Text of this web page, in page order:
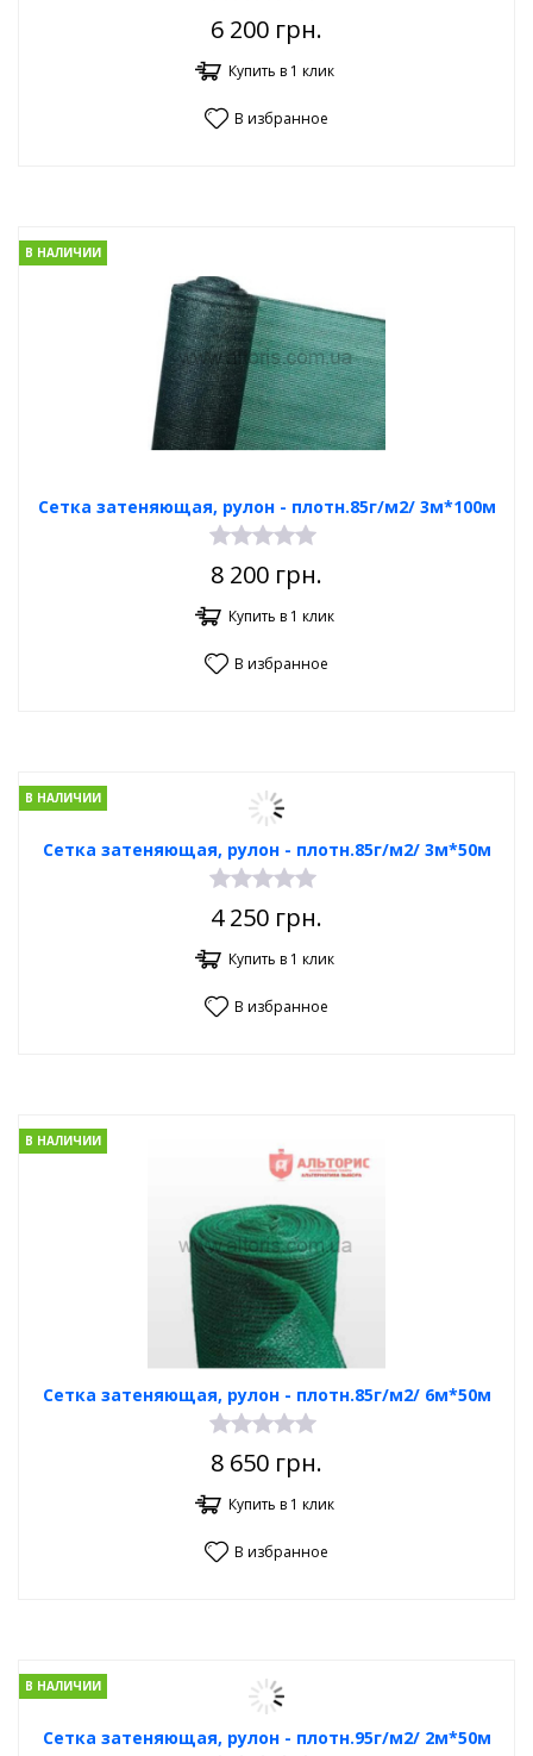
6 200 грн.
Купить в 1 клик
В избранное
Сетка затеняющая, рулон - плотн.85г/м2/ 3м*100м
В НАЛИЧИИ
8 200 грн.
Купить в 1 клик
В избранное
Сетка затеняющая, рулон - плотн.85г/м2/ 3м*50м
В НАЛИЧИИ
4 250 грн.
Купить в 1 клик
В избранное
Сетка затеняющая, рулон - плотн.85г/м2/ 6м*50м
В НАЛИЧИИ
8 650 грн.
Купить в 1 клик
В избранное
Сетка затеняющая, рулон - плотн.95г/м2/ 2м*50м
В НАЛИЧИИ